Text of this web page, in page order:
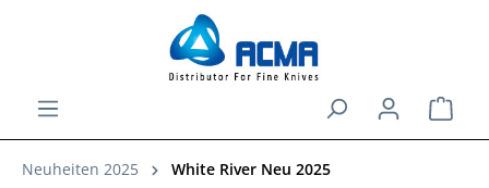
Neuheiten 2025 White River Neu 2025